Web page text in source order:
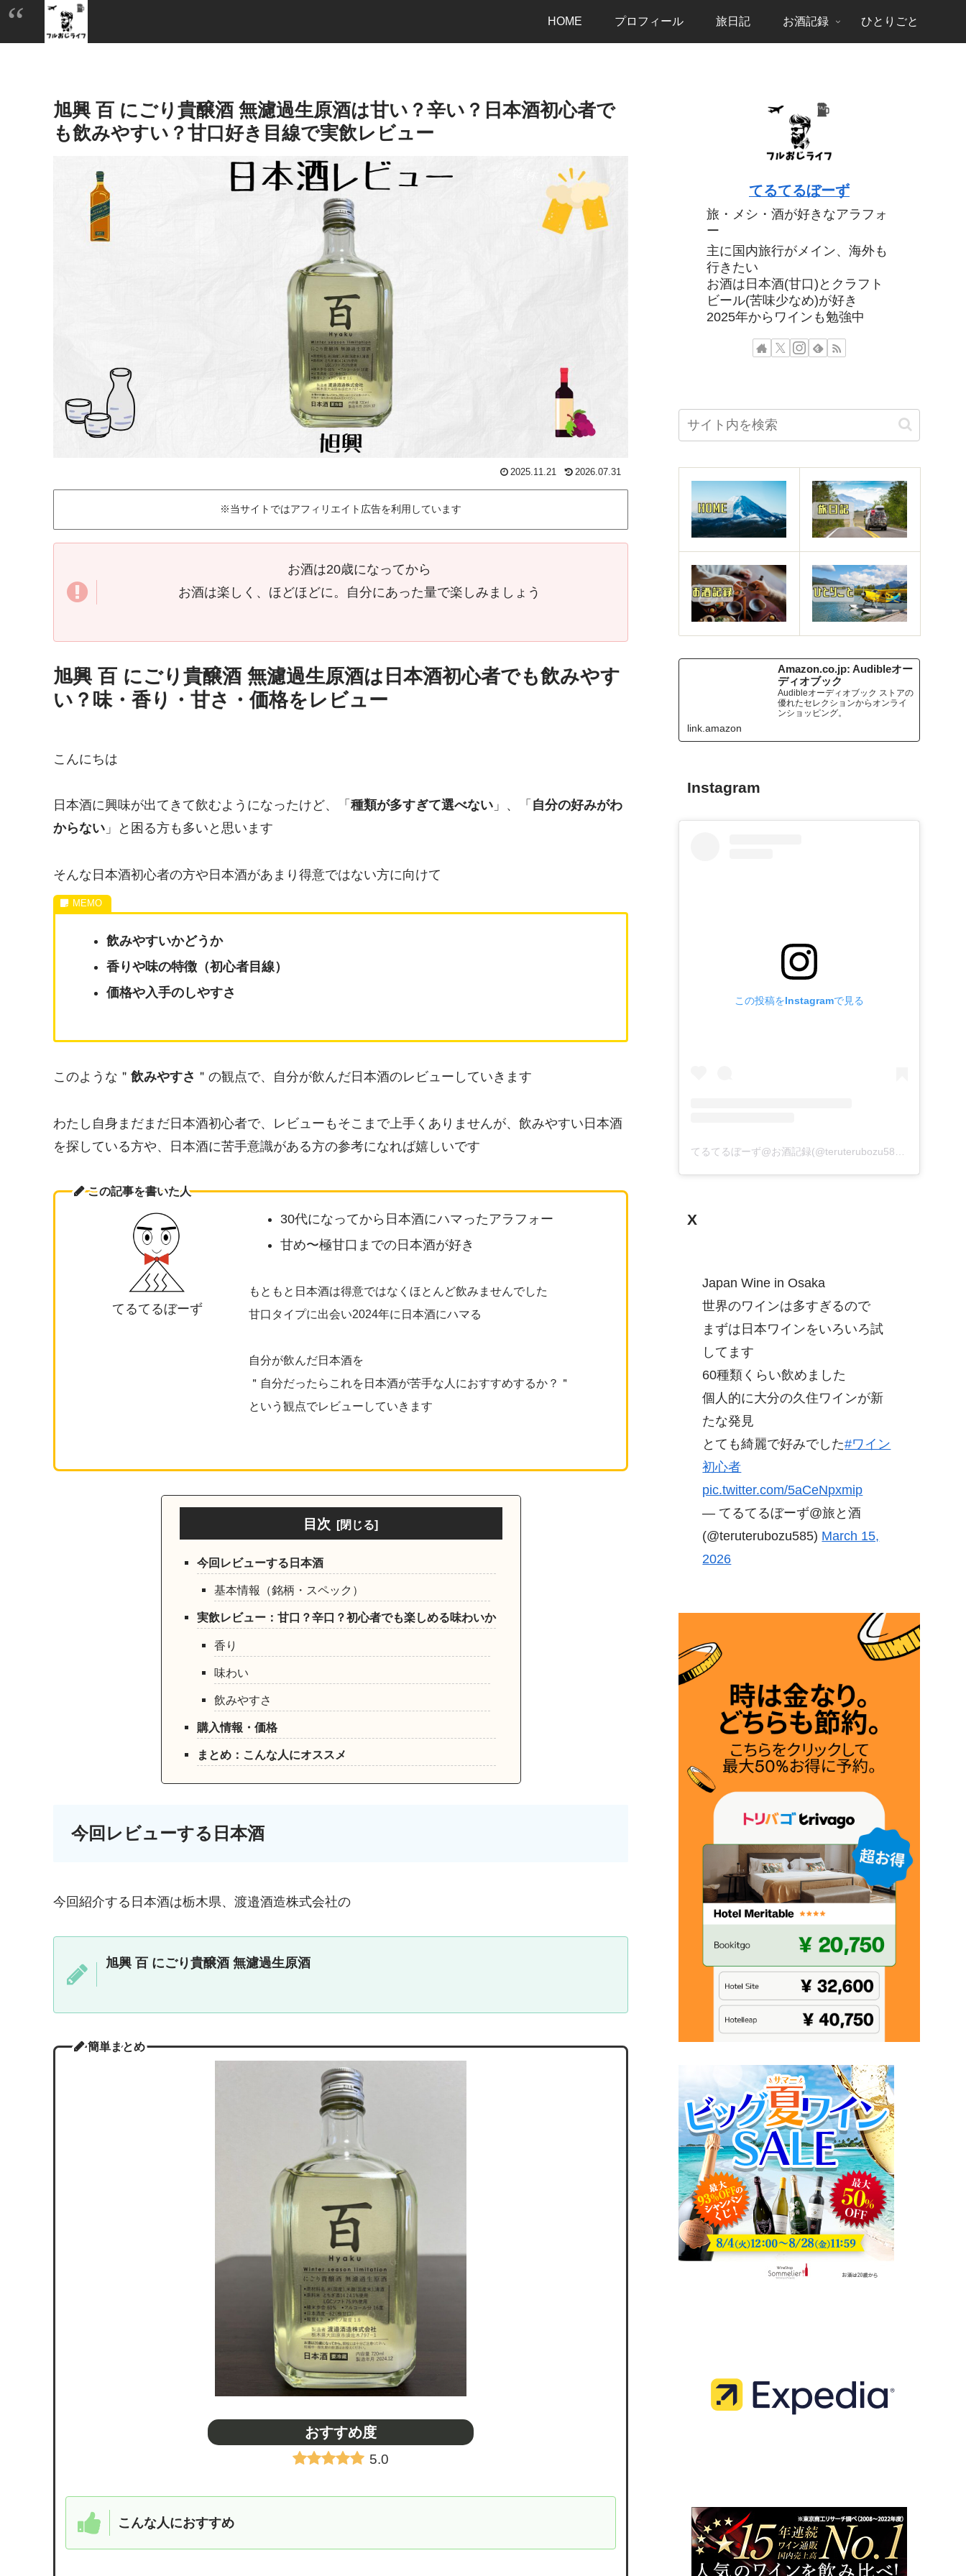
HOME プロフィール 旅日記 お酒記録 ひとりごと
旭興 百 にごり貴醸酒 無濾過生原酒は甘い？辛い？日本酒初心者で
も飲みやすい？甘口好き目線で実飲レビュー
2025.11.21 2026.07.31
※当サイトではアフィリエイト広告を利用しています
お酒は20歳になってから
お酒は楽しく、ほどほどに。自分にあった量で楽しみましょう
旭興 百 にごり貴醸酒 無濾過生原酒は日本酒初心者でも飲みやす
い？味・香り・甘さ・価格をレビュー
こんにちは
日本酒に興味が出てきて飲むようになったけど、「 種類が多すぎて選べない 」、「 自分の好みがわ
からない 」と困る方も多いと思います
そんな日本酒初心者の方や日本酒があまり得意ではない方に向けて
飲みやすいかどうか
香りや味の特徴（初心者目線）
価格や入手のしやすさ
このような＂ 飲みやすさ ＂の観点で、自分が飲んだ日本酒のレビューしていきます
わたし自身まだまだ日本酒初心者で、レビューもそこまで上手くありませんが、飲みやすい日本酒
を探している方や、日本酒に苦手意識がある方の参考になれば嬉しいです
この記事を書いた人
てるてるぼーず
30代になってから日本酒にハマったアラフォー
甘め〜極甘口までの日本酒が好き
もともと日本酒は得意ではなくほとんど飲みませんでした
甘口タイプに出会い2024年に日本酒にハマる
自分が飲んだ日本酒を
＂自分だったらこれを日本酒が苦手な人におすすめするか？＂
という観点でレビューしていきます
目次
今回レビューする日本酒
基本情報（銘柄・スペック）
実飲レビュー：甘口？辛口？初心者でも楽しめる味わいか
香り
味わい
飲みやすさ
購入情報・価格
まとめ：こんな人にオススメ
今回レビューする日本酒
今回紹介する日本酒は栃木県、渡邉酒造株式会社の
旭興 百 にごり貴醸酒 無濾過生原酒
簡単まとめ
おすすめ度
5.0
こんな人におすすめ
てるてるぼーず
旅・メシ・酒が好きなアラフォ
ー
主に国内旅行がメイン、海外も
行きたい
お酒は日本酒(甘口)とクラフト
ビール(苦味少なめ)が好き
2025年からワインも勉強中
Amazon.co.jp: Audibleオー
ディオブック
Audibleオーディオブック ストアの
優れたセレクションからオンライ
ンショッピング。
link.amazon
Instagram
この投稿をInstagramで見る
X
Japan Wine in Osaka
世界のワインは多すぎるので
まずは日本ワインをいろいろ試
してます
60種類くらい飲めました
個人的に大分の久住ワインが新
たな発見
とても綺麗で好みでした#ワイン
初心者
pic.twitter.com/5aCeNpxmip
— てるてるぼーず@旅と酒
(@teruterubozu585) March 15,
2026